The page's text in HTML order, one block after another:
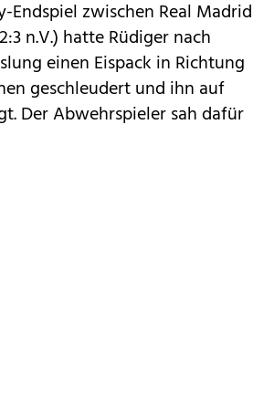
Endspiel zwischen Real Madrid
n.V.) hatte Rüdiger nach
einen Eispack in Richtung
geschleudert und ihn auf
Der Abwehrspieler sah dafür